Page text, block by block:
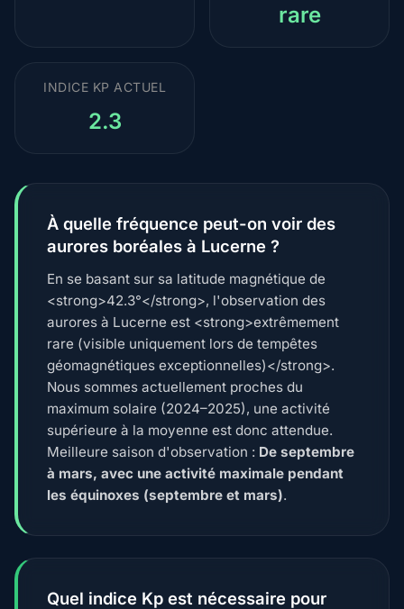
rare
INDICE KP ACTUEL
2.3
À quelle fréquence peut-on voir des
aurores boréales à Lucerne ?
En se basant sur sa latitude magnétique de
<strong>42.3°</strong>, l'observation des
aurores à Lucerne est <strong>extrêmement
rare (visible uniquement lors de tempêtes
géomagnétiques exceptionnelles)</strong>.
Nous sommes actuellement proches du
maximum solaire (2024–2025), une activité
supérieure à la moyenne est donc attendue.
Meilleure saison d'observation : De septembre
à mars, avec une activité maximale pendant
les équinoxes (septembre et mars).
Quel indice Kp est nécessaire pour